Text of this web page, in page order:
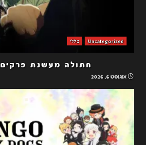
Uncategorized כללי
חתולה מעשנת פרקים 5-4
אוגוסט 6, 2026